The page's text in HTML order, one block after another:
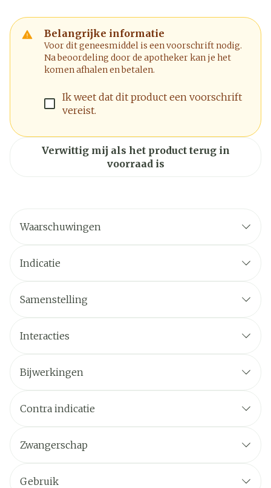
Belangrijke informatie
Voor dit geneesmiddel is een voorschrift nodig.
Na beoordeling door de apotheker kan je het
komen afhalen en betalen.
Ik weet dat dit product een voorschrift
vereist.
Verwittig mij als het product terug in
voorraad is
Waarschuwingen
Indicatie
Samenstelling
Interacties
Bijwerkingen
Contra indicatie
Zwangerschap
Gebruik